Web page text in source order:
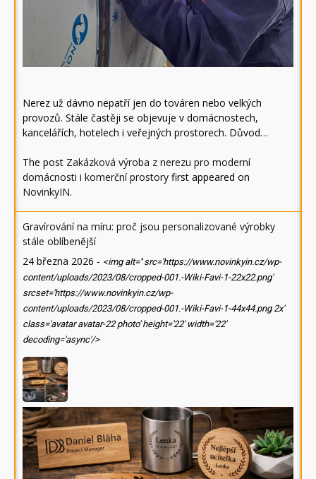
Nerez už dávno nepatří jen do továren nebo velkých
provozů. Stále častěji se objevuje v domácnostech,
kancelářích, hotelech i veřejných prostorech. Důvod…
The post Zakázková výroba z nerezu pro moderní
domácnosti i komerční prostory first appeared on
NovinkyIN.
Gravírování na míru: proč jsou personalizované výrobky
stále oblíbenější
24 března 2026 - <img alt='' src='https://www.novinkyin.cz/wp-
content/uploads/2023/08/cropped-001.-Wiki-Favi-1-22x22.png'
srcset='https://www.novinkyin.cz/wp-
content/uploads/2023/08/cropped-001.-Wiki-Favi-1-44x44.png 2x'
class='avatar avatar-22 photo' height='22' width='22'
decoding='async'/>